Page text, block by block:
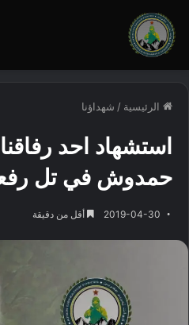
الرئيسية / شهداؤنا
استشهاد احد
حمدوش في تل
2019-04-30 أقل من دقيقة